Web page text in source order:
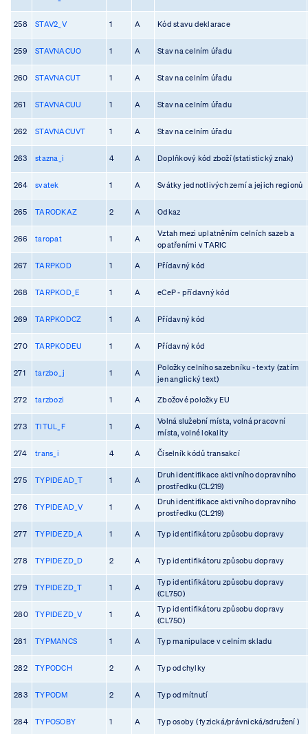
258 STAV2_V 1 A Kód stavu deklarace
259 STAVNACUO 1 A Stav na celním úřadu
260 STAVNACUT 1 A Stav na celním úřadu
261 STAVNACUU 1 A Stav na celním úřadu
262 STAVNACUVT 1 A Stav na celním úřadu
263 stazna_i 4 A Doplňkový kód zboží (statistický znak)
264 svatek 1 A Svátky jednotlivých zemí a jejich regionů
265 TARODKAZ 2 A Odkaz
266 taropat 1 A
Vztah mezi uplatněním celních sazeb a
opatřeními v TARIC
267 TARPKOD 1 A Přídavný kód
268 TARPKOD_E 1 A eCeP - přídavný kód
269 TARPKODCZ 1 A Přídavný kód
270 TARPKODEU 1 A Přídavný kód
271 tarzbo_j 1 A
Položky celního sazebníku - texty (zatím
jen anglický text)
272 tarzbozi 1 A Zbožové položky EU
273 TITUL_F 1 A
Volná služební místa, volná pracovní
místa, volné lokality
274 trans_i 4 A Číselník kódů transakcí
275 TYPIDEAD_T 1 A
Druh identifikace aktivního dopravního
prostředku (CL219)
276 TYPIDEAD_V 1 A
Druh identifikace aktivního dopravního
prostředku (CL219)
277 TYPIDEZD_A 1 A Typ identifikátoru způsobu dopravy
278 TYPIDEZD_D 2 A Typ identifikátoru způsobu dopravy
279 TYPIDEZD_T 1 A
Typ identifikátoru způsobu dopravy
(CL750)
280 TYPIDEZD_V 1 A
Typ identifikátoru způsobu dopravy
(CL750)
281 TYPMANCS 1 A Typ manipulace v celním skladu
282 TYPODCH 2 A Typ odchylky
283 TYPODM 2 A Typ odmítnutí
284 TYPOSOBY 1 A Typ osoby ( fyzická/právnická/sdružení )